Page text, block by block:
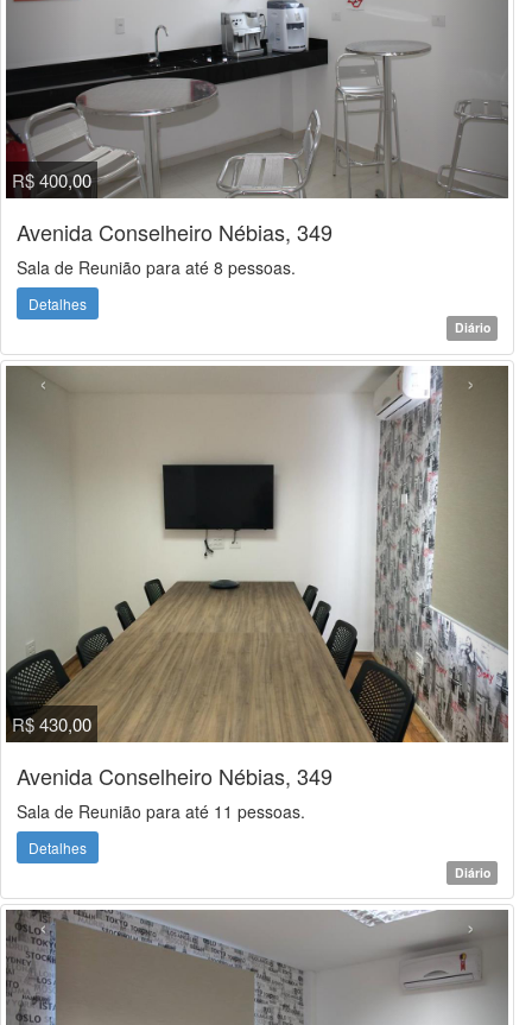
R$ 400,00
Avenida Conselheiro Nébias, 349
Sala de Reunião para até 8 pessoas.
Detalhes
Diário
R$ 430,00
‹ ›
Avenida Conselheiro Nébias, 349
Sala de Reunião para até 11 pessoas.
Detalhes
Diário
‹ ›